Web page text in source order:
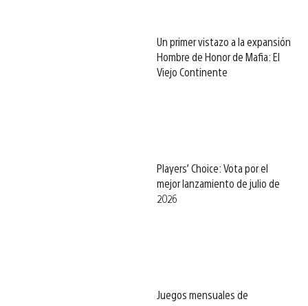
Un primer vistazo a la expansión
Hombre de Honor de Mafia: El
Viejo Continente
Players’ Choice: Vota por el
mejor lanzamiento de julio de
2026
Juegos mensuales de